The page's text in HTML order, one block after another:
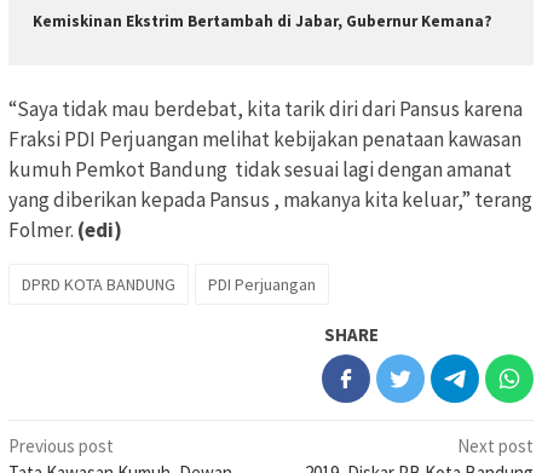
Kemiskinan Ekstrim Bertambah di Jabar, Gubernur Kemana?
“Saya tidak mau berdebat, kita tarik diri dari Pansus karena
Fraksi PDI Perjuangan melihat kebijakan penataan kawasan
kumuh Pemkot Bandung tidak sesuai lagi dengan amanat
yang diberikan kepada Pansus , makanya kita keluar,” terang
Folmer. (edi)
DPRD KOTA BANDUNG PDI Perjuangan
SHARE
Post
Previous post
Next post